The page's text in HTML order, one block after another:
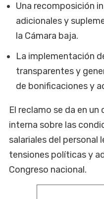
Una recomposición
adicionales y
la Cámara baja.
La implementación
transparentes y
de bonificaciones y
El reclamo se da en
interna sobre las
salariales del personal
tensiones políticas y
Congreso nacional.